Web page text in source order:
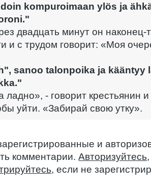
kompuroimaan ylös ja
двадцать минут он наконец-
и с трудом говорит: «Моя
sanoo talonpoika ja kääntyy
ладно», - говорит крестьянин
уйти. «Забирай свою утку».
и
комментарии.Авторизуйтесь
, если не